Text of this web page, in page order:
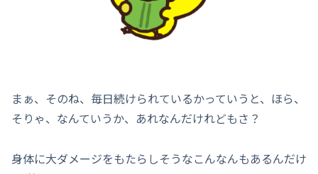
まぁ、そのね、毎日続けられているかっていうと、ほら、
そりゃ、なんていうか、あれなんだけれどもさ？
身体に大ダメージをもたらしそうなこんなんもあるんだけ